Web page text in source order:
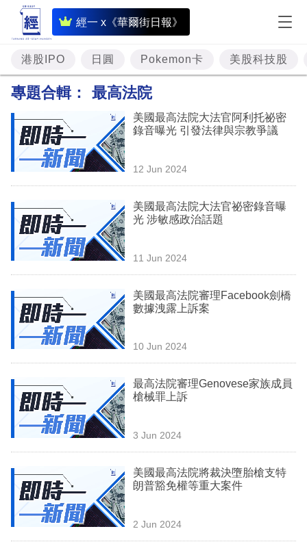
經一 x《華爾街日報》
即
時
財
經
投
資
理
業
科
技
場
生
時
事
港股IPO 日圓 Pokemon卡 美股科技股
專題合輯： 最高法院
美國最高法院大法官阿利托祕密
錄音曝光 引發法律與宗教爭議
12 Jun 2024
美國最高法院大法官祕密錄音曝
光 涉敏感政治話題
11 Jun 2024
美國最高法院審理Facebook劍橋
數據洩露上訴案
10 Jun 2024
最高法院審理Genovese家族成員
槍械罪上訴
3 Jun 2024
美國最高法院將裁決墮胎槍支特
朗普豁免權等重大案件
2 Jun 2024